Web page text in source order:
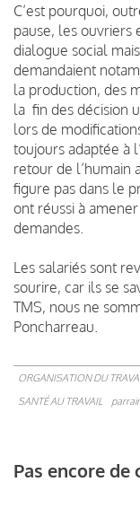
C’est pourquoi,
pause, les ouvriers
dialogue social
demandaient
la production, des
la fin des décision
lors de
toujours adaptée à
retour de l’humain
figure pas dans le
ont réussi à
demandes.
Les salariés sont
sourire, car ils se
TMS, nous ne
Poncharreau.
ORGANISATION DU
SANTÉ AU TRAVAIL
Pas encore